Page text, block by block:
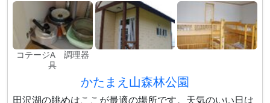
コテージA 調理器
具
かたまえ山森林公園
田沢湖の眺めはここが最適の場所です。天気のいい日は